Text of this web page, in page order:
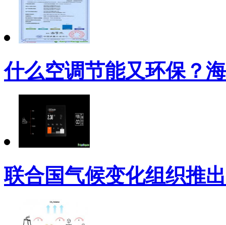
什么空调节能又环保？
联合国气候变化组织推